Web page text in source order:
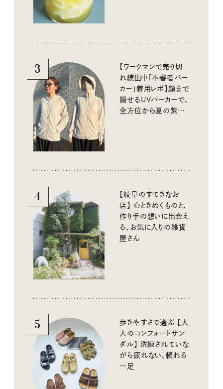
3
【ワークマンで売り切
れ続出中「不審者パー
カー」着用レポ】顔まで
隠せるUVパーカーで、
全方位から夏の紫外
4
【岐阜のすてきなお
店】 心ときめくものと、
作り手の想いに出会え
る、お気に入りの雑貨
屋さん
5
歩きやすさで選ぶ 【大
人のコンフォートサン
ダル】 洗練されていな
がら疲れない、頼れる
一足